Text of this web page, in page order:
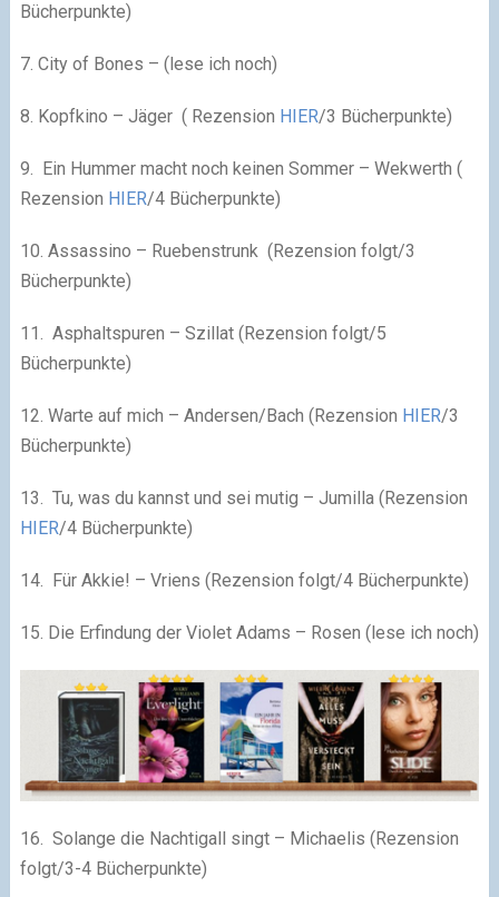
Bücherpunkte)
7. City of Bones – (lese ich noch)
8. Kopfkino – Jäger ( Rezension HIER/3 Bücherpunkte)
9. Ein Hummer macht noch keinen Sommer – Wekwerth (
Rezension HIER/4 Bücherpunkte)
10. Assassino – Ruebenstrunk (Rezension folgt/3
Bücherpunkte)
11. Asphaltspuren – Szillat (Rezension folgt/5
Bücherpunkte)
12. Warte auf mich – Andersen/Bach (Rezension HIER/3
Bücherpunkte)
13. Tu, was du kannst und sei mutig – Jumilla (Rezension
HIER/4 Bücherpunkte)
14. Für Akkie! – Vriens (Rezension folgt/4 Bücherpunkte)
15. Die Erfindung der Violet Adams – Rosen (lese ich noch)
16. Solange die Nachtigall singt – Michaelis (Rezension
folgt/3-4 Bücherpunkte)